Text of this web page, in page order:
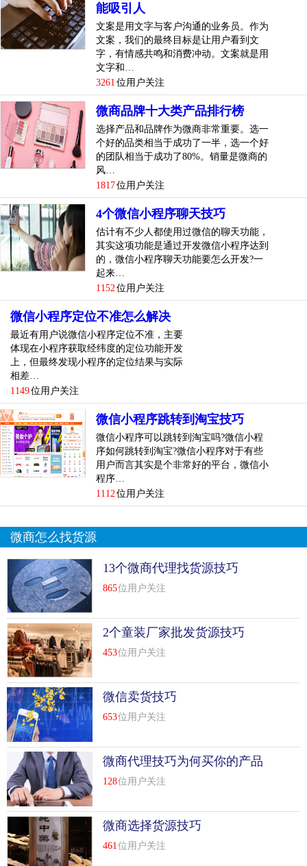
能吸引人
文案是用文字与客户沟通的业务员。作为
文案，我们的最终目标是让用户看到文
字，有情感共鸣和消费冲动。文案就是用
文字和…
3261 位用户关注
微商品牌十大类产品排行榜
选择产品和品牌作为微商非常重要。选一
个好的品类相当于成功了一半，选一个好
的团队相当于成功了80%。销量是微商的
风…
1817位用户关注
4个微信小程序聊天技巧
估计有不少人都使用过微信的聊天功能，
其实这项功能是通过开发微信小程序达到
的，微信小程序聊天功能要怎么开发?一
起来…
1152位用户关注
微信小程序定位不准怎么解决
最近有用户说微信小程序定位不准，主要
体现在小程序获取经纬度的定位功能开发
上，但最终发现小程序的定位结果与实际
相差…
1149位用户关注
微信小程序跳转到淘宝技巧
微信小程序可以跳转到淘宝吗?微信小程
序如何跳转到淘宝?微信小程序对于有些
用户而言其实是个非常好的平台，微信小
程序…
1112位用户关注
微商怎么找货源
13个微商代理找货源技巧
865位用户关注
2个童装厂家批发货源技巧
453位用户关注
微信卖货技巧
653位用户关注
微商代理技巧为何买你的产品
128位用户关注
微商选择货源技巧
461位用户关注